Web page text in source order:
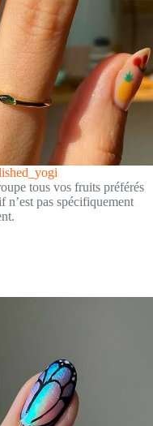
tous vos fruits préférés
pas spécifiquement